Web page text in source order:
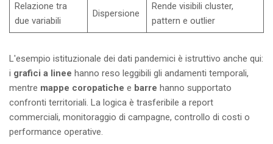
Relazione tra
due variabili
Dispersione
Rende visibili cluster,
pattern e outlier
L'esempio istituzionale dei dati pandemici è istruttivo anche qui:
i grafici a linee hanno reso leggibili gli andamenti temporali,
mentre mappe coropatiche e barre hanno supportato
confronti territoriali. La logica è trasferibile a report
commerciali, monitoraggio di campagne, controllo di costi o
performance operative.